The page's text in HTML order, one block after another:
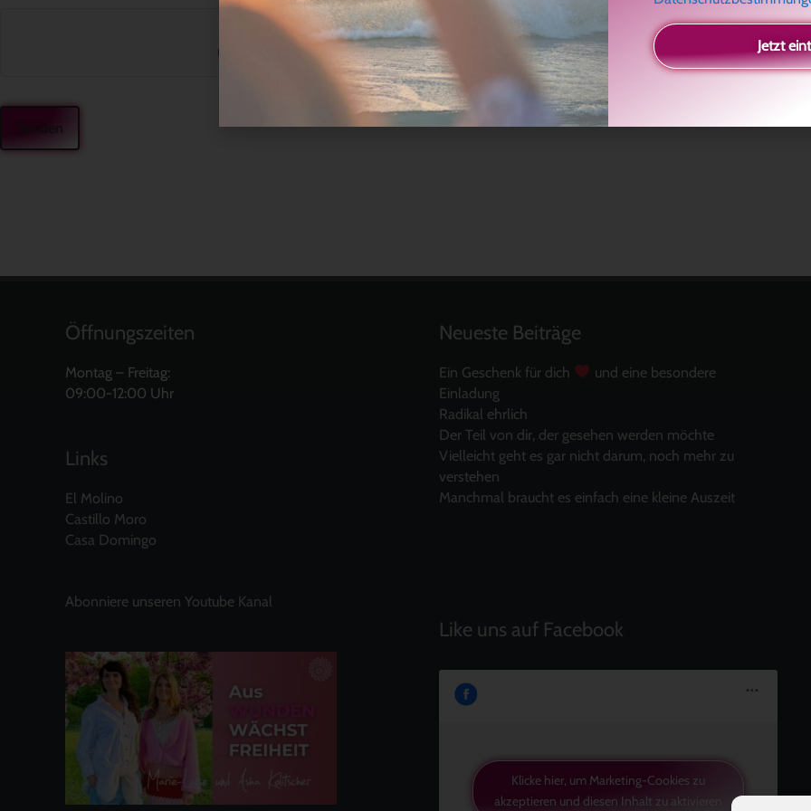
Öffnungszeiten
Montag – Freitag:
09:00-12:00 Uhr
Links
El Molino
Castillo Moro
Casa Domingo
Abonniere unseren Youtube Kanal
Neueste Beiträge
Ein Geschenk für dich
und eine besondere
Einladung
Radikal ehrlich
Der Teil von dir, der gesehen werden möchte
Vielleicht geht es gar nicht darum, noch mehr zu
verstehen
Manchmal braucht es einfach eine kleine Auszeit
Like uns auf Facebook
Klicke hier, um Marketing-Cookies zu
akzeptieren und diesen Inhalt zu aktivieren
Jetzt